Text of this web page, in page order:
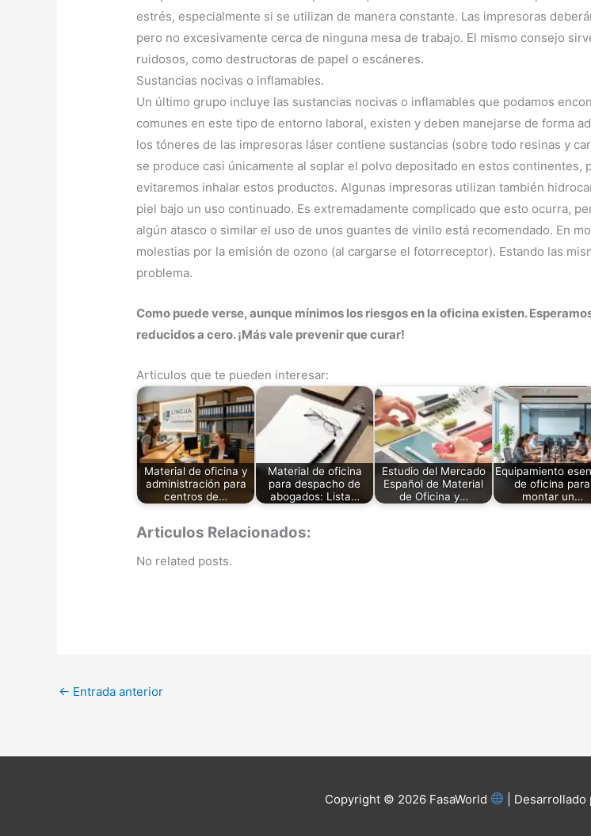
estrés, especialmente si se utilizan de manera constante. Las impresoras
pero no excesivamente cerca de ninguna mesa de trabajo. El mismo consejo
ruidosos, como destructoras de papel o escáneres.
Sustancias nocivas o inflamables.
Un último grupo incluye las sustancias nocivas o inflamables que podamos
comunes en este tipo de entorno laboral, existen y deben manejarse de forma
los tóneres de las impresoras láser contiene sustancias (sobre todo resinas y
se produce casi únicamente al soplar el polvo depositado en estos
evitaremos inhalar estos productos. Algunas impresoras utilizan también
piel bajo un uso continuado. Es extremadamente complicado que esto ocurra,
algún atasco o similar el uso de unos guantes de vinilo está recomendado. En
molestias por la emisión de ozono (al cargarse el fotorreceptor). Estando las
problema.
Como puede verse, aunque mínimos los riesgos en la oficina existen.
reducidos a cero. ¡Más vale prevenir que curar!
Articulos que te pueden interesar:
Material de oficina y
administración para
centros de…
Material de oficina
para despacho de
abogados: Lista…
Estudio del Mercado
Español de Material
de Oficina y…
Equipamiento
de oficina para
montar un…
Articulos Relacionados:
No related posts.
← Entrada anterior
Copyright © 2026 FasaWorld |